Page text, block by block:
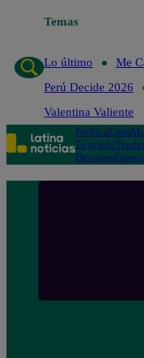
Temas
Lo último
Me
Perú Decide 2026
Valentina Valiente
PolíticaLima
Te ayudo
Deportes